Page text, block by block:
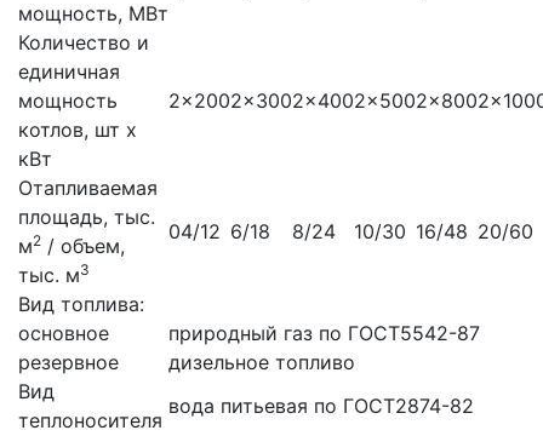
мощность, МВт
Количество и
единичная
мощность
котлов, шт x
кВт
2x2002x3002x4002x5002x800
Отапливаемая
площадь, тыс.
м2 / объем,
тыс. м3
04/12 6/18 8/24 10/30 16/48 20/60
Вид топлива:
основное
резервное
природный газ по ГОСТ5542-87
дизельное топливо
Вид
теплоносителя
вода питьевая по ГОСТ2874-82